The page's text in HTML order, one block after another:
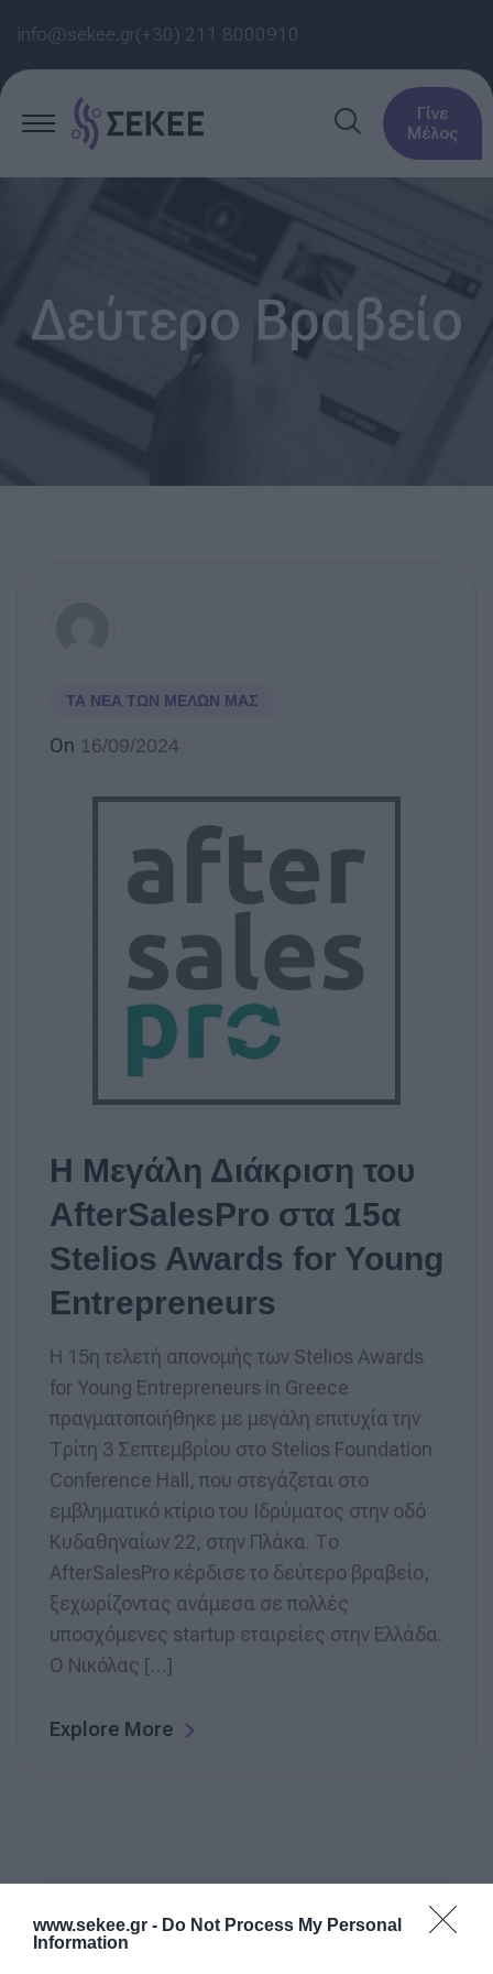
www.sekee.gr - Do Not Process My Personal
Information
info@sekee.gr(+30) 211 8000910
Γίνε
Μέλος
Δεύτερο Βραβείο
ΤΑ ΝΈΑ ΤΩΝ ΜΕΛΏΝ ΜΑΣ
On 16/09/2024
Η Μεγάλη Διάκριση του
AfterSalesPro στα 15α
Stelios Awards for Young
Entrepreneurs
Η 15η τελετή απονομής των Stelios Awards
for Young Entrepreneurs in Greece
πραγματοποιήθηκε με μεγάλη επιτυχία την
Τρίτη 3 Σεπτεμβρίου στο Stelios Foundation
Conference Hall, που στεγάζεται στο
εμβληματικό κτίριο του Ιδρύματος στην οδό
Κυδαθηναίων 22, στην Πλάκα. Το
AfterSalesPro κέρδισε το δεύτερο βραβείο,
ξεχωρίζοντας ανάμεσα σε πολλές
υποσχόμενες startup εταιρείες στην Ελλάδα.
O Νικόλας […]
Explore More
Search